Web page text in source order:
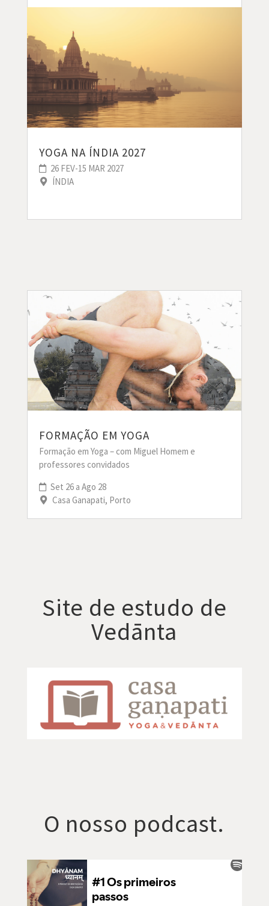
YOGA NA ÍNDIA 2027
26 FEV-15 MAR 2027
ÍNDIA
FORMAÇÃO EM YOGA
Formação em Yoga – com Miguel Homem e
professores convidados
Set 26 a Ago 28
Casa Ganapati, Porto
Site de estudo de
Vedānta
O nosso podcast.